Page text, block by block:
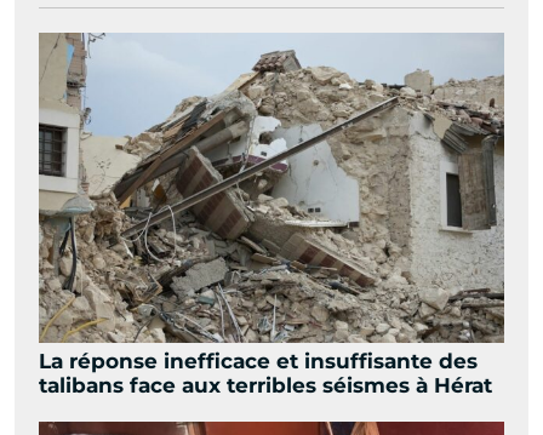
La réponse inefficace et insuffisante des
talibans face aux terribles séismes à Hérat